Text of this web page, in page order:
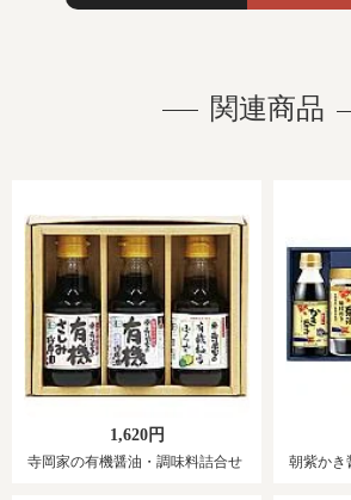
関連商品
1,620円
寺岡家の有機醤油・調味料詰合せ 朝紫かき